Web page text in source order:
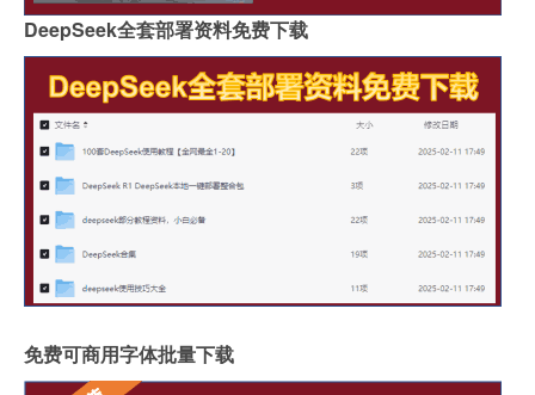
DeepSeek全套部署资料免费下载
免费可商用字体批量下载